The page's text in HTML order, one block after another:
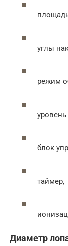
углы
режим
блок
таймер,
Диаметр